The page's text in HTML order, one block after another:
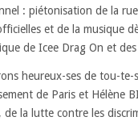
: piétonisation de la
et de la musique
de Icee Drag On et
heureux-ses de tou-te-
de Paris et Hélène
de la lutte contre les